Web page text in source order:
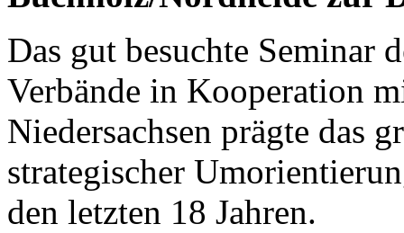
Das gut besuchte Seminar
Verbände in Kooperation
Niedersachsen prägte das
strategischer
den letzten 18 Jahren.